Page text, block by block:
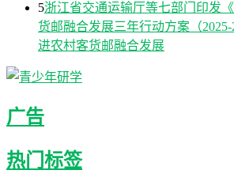
5浙江省交通运输厅等七部门印发
货邮融合发展三年行动方案（
进农村客货邮融合发展
广告
热门标签